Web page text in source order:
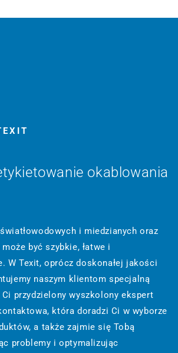
okablowania
i miedzianych oraz
być szybkie, łatwe i
W Texit, oprócz doskonałej jakości
naszym klientom specjalną
Ci przydzielony wyszkolony ekspert
która doradzi Ci w wyborze
a także zajmie się Tobą
problemy i optymalizując